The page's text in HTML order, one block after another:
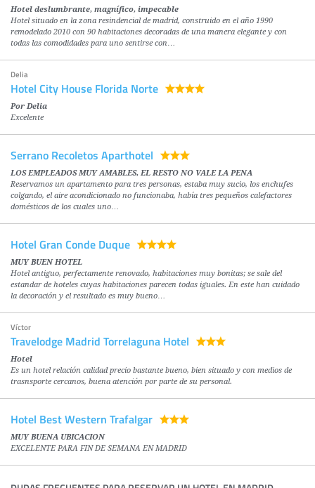
Hotel deslumbrante, magnífico, impecable
Hotel situado en la zona resindencial de madrid, construido en el año 1990
remodelado 2010 con 90 habitaciones decoradas de una manera elegante y con
todas las comodidades para uno sentirse con…
Delia
Hotel City House Florida Norte
Por Delia
Excelente
Serrano Recoletos Aparthotel
LOS EMPLEADOS MUY AMABLES, EL RESTO NO VALE LA PENA
Reservamos un apartamento para tres personas, estaba muy sucio, los enchufes
colgando, el aire acondicionado no funcionaba, había tres pequeños calefactores
domésticos de los cuales uno…
Hotel Gran Conde Duque
MUY BUEN HOTEL
Hotel antiguo, perfectamente renovado, habitaciones muy bonitas; se sale del
estandar de hoteles cuyas habitaciones parecen todas iguales. En este han cuidado
la decoración y el resultado es muy bueno…
Víctor
Travelodge Madrid Torrelaguna Hotel
Hotel
Es un hotel relación calidad precio bastante bueno, bien situado y con medios de
trasnsporte cercanos, buena atención por parte de su personal.
Hotel Best Western Trafalgar
MUY BUENA UBICACION
EXCELENTE PARA FIN DE SEMANA EN MADRID